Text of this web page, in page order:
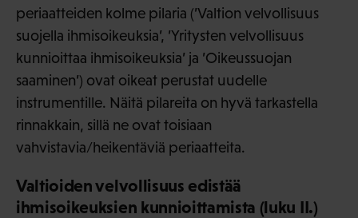
periaatteiden kolme pilaria (’Valtion velvollisuus
suojella ihmisoikeuksia’, ’Yritysten velvollisuus
kunnioittaa ihmisoikeuksia’ ja ’Oikeussuojan
saaminen’) ovat oikeat perustat uudelle
instrumentille. Näitä pilareita on hyvä tarkastella
rinnakkain, sillä ne ovat toisiaan
vahvistavia/heikentäviä periaatteita.
Valtioiden velvollisuus edistää
ihmisoikeuksien kunnioittamista (luku II.)